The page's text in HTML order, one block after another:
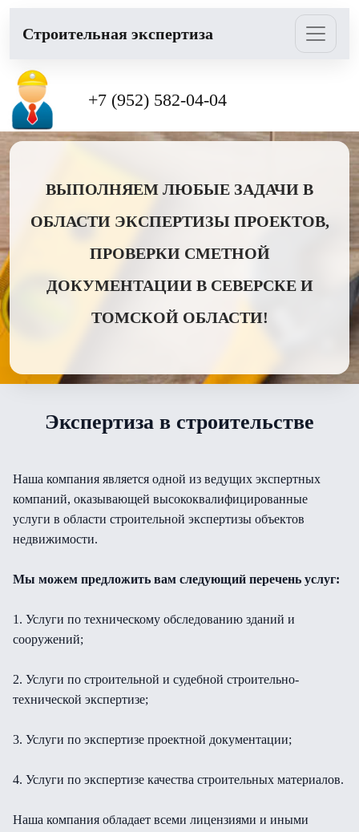
Cтроительная экспертиза
+7 (952) 582-04-04
ВЫПОЛНЯЕМ ЛЮБЫЕ ЗАДАЧИ В
ОБЛАСТИ ЭКСПЕРТИЗЫ ПРОЕКТОВ,
ПРОВЕРКИ СМЕТНОЙ
ДОКУМЕНТАЦИИ В СЕВЕРСКЕ И
ТОМСКОЙ ОБЛАСТИ!
Экспертиза в строительстве
Наша компания является одной из ведущих экспертных
компаний, оказывающей высококвалифицированные
услуги в области строительной экспертизы объектов
недвижимости.
Мы можем предложить вам следующий перечень услуг:
1. Услуги по техническому обследованию зданий и
сооружений;
2. Услуги по строительной и судебной строительно-
технической экспертизе;
3. Услуги по экспертизе проектной документации;
4. Услуги по экспертизе качества строительных материалов.
Наша компания обладает всеми лицензиями и иными